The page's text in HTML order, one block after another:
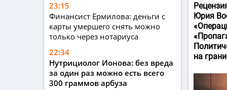
23:15
Финансист Ермилова: деньги с
карты умершего снять можно
только через нотариуса
22:34
Нутрициолог Ионова: без вреда
за один раз можно есть всего
300 граммов арбуза
Юрия
на